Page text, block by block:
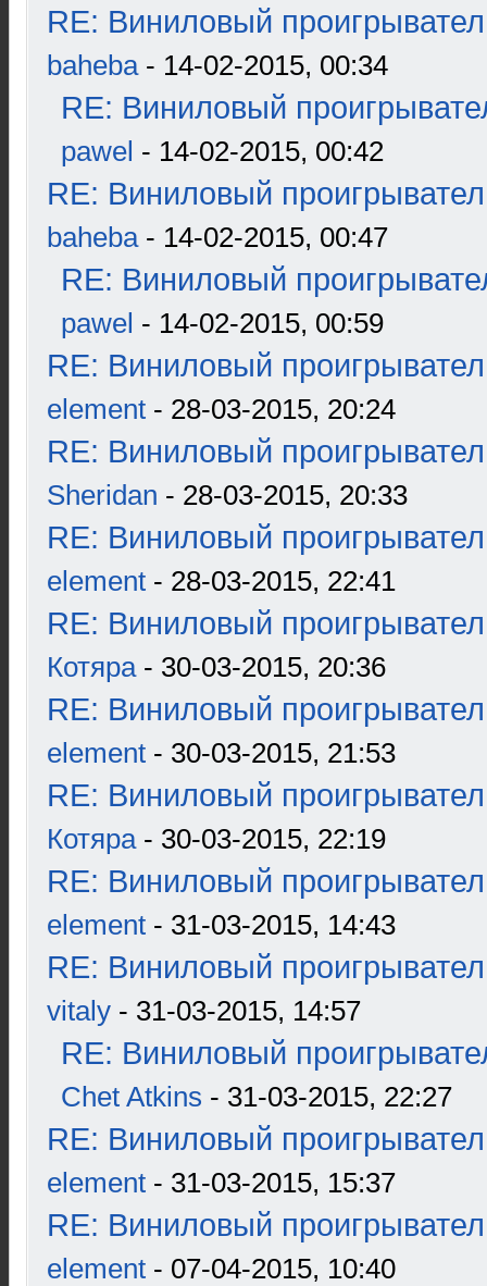
RE: Виниловый
baheba- 14-02-2015, 00:34
RE: Виниловый
pawel - 14-02-2015, 00:42
RE: Виниловый
baheba- 14-02-2015, 00:47
RE: Виниловый
pawel - 14-02-2015, 00:59
RE: Виниловый
element - 28-03-2015, 20:24
RE: Виниловый
Sheridan - 28-03-2015, 20:33
RE: Виниловый
element - 28-03-2015, 22:41
RE: Виниловый
Котяра- 30-03-2015, 20:36
RE: Виниловый
element - 30-03-2015, 21:53
RE: Виниловый
Котяра- 30-03-2015, 22:19
RE: Виниловый
element - 31-03-2015, 14:43
RE: Виниловый
vitaly - 31-03-2015, 14:57
RE: Виниловый
Chet Atkins - 31-03-2015, 22:27
RE: Виниловый
element - 31-03-2015, 15:37
RE: Виниловый
element - 07-04-2015, 10:40